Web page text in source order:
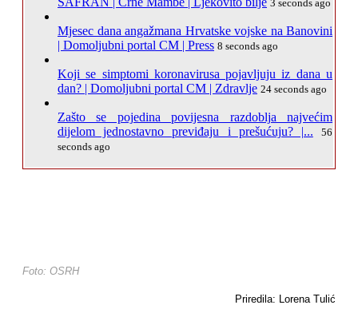
3 seconds ago
Mjesec dana angažmana Hrvatske vojske na Banovini
| Domoljubni portal CM | Press 8 seconds ago
Koji se simptomi koronavirusa pojavljuju iz dana u
dan? | Domoljubni portal CM | Zdravlje 24 seconds ago
Zašto se pojedina povijesna razdoblja najvećim
dijelom jednostavno previđaju i prešućuju? |...
56
seconds ago
Foto: OSRH
Priredila: Lorena Tulić